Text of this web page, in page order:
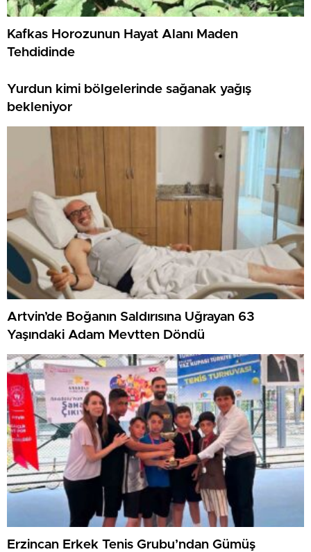
Kafkas Horozunun Hayat Alanı Maden
Tehdidinde
Yurdun kimi bölgelerinde sağanak yağış
bekleniyor
Artvin’de Boğanın Saldırısına Uğrayan 63
Yaşındaki Adam Mevtten Döndü
Erzincan Erkek Tenis Grubu’ndan Gümüş